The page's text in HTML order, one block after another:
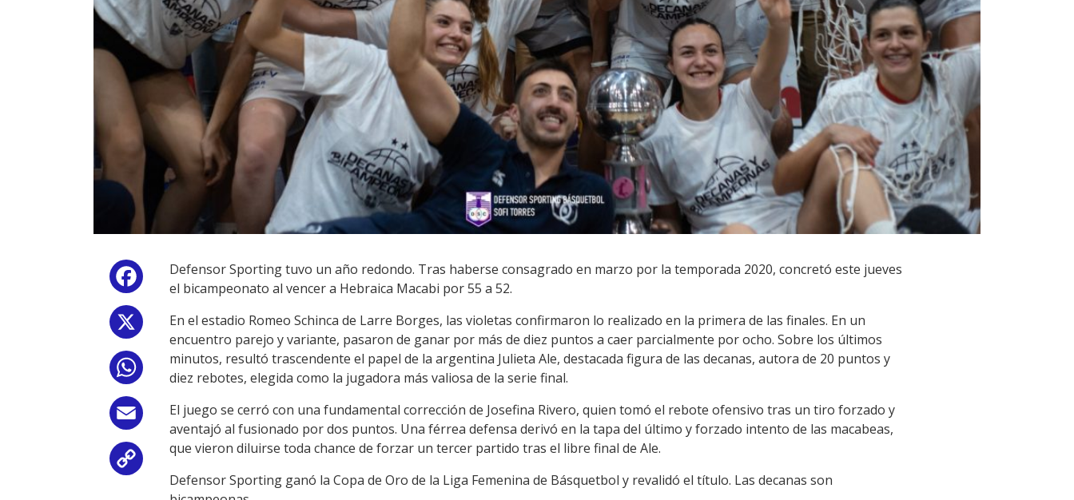
Facebook
WhatsApp
Email
Copy
Link
Defensor Sporting tuvo un año redondo. Tras haberse consagrado en marzo por la temporada 2020, concretó este jueves
el bicampeonato al vencer a Hebraica Macabi por 55 a 52.
En el estadio Romeo Schinca de Larre Borges, las violetas confirmaron lo realizado en la primera de las finales. En un
encuentro parejo y variante, pasaron de ganar por más de diez puntos a caer parcialmente por ocho. Sobre los últimos
minutos, resultó trascendente el papel de la argentina Julieta Ale, destacada figura de las decanas, autora de 20 puntos y
diez rebotes, elegida como la jugadora más valiosa de la serie final.
El juego se cerró con una fundamental corrección de Josefina Rivero, quien tomó el rebote ofensivo tras un tiro forzado y
aventajó al fusionado por dos puntos. Una férrea defensa derivó en la tapa del último y forzado intento de las macabeas,
que vieron diluirse toda chance de forzar un tercer partido tras el libre final de Ale.
Defensor Sporting ganó la Copa de Oro de la Liga Femenina de Básquetbol y revalidó el título. Las decanas son